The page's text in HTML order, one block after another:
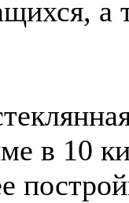
а
в 10